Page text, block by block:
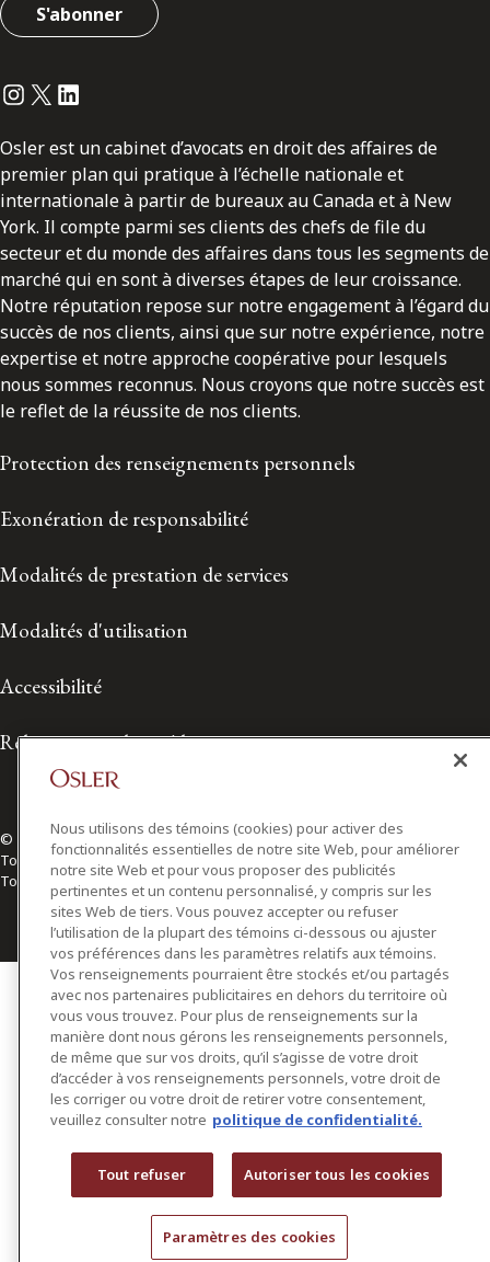
S'abonner
Instagram
Twitter
LinkedIn
Osler est un cabinet d’avocats en droit des affaires de
premier plan qui pratique à l’échelle nationale et
internationale à partir de bureaux au Canada et à New
York. Il compte parmi ses clients des chefs de file du
secteur et du monde des affaires dans tous les segments de
marché qui en sont à diverses étapes de leur croissance.
Notre réputation repose sur notre engagement à l’égard du
succès de nos clients, ainsi que sur notre expérience, notre
expertise et notre approche coopérative pour lesquels
nous sommes reconnus. Nous croyons que notre succès est
le reflet de la réussite de nos clients.
Protection des renseignements personnels
Exonération de responsabilité
Modalités de prestation de services
Modalités d'utilisation
Accessibilité
Relations avec les médias
© 2026 Osler, Hoskin & Harcourt S.E.N.C.R.L./s.r.l.
Tous droits réservés
Toronto | Montréal | Calgary | Vancouver | Ottawa | New York
Nous utilisons des témoins (cookies) pour activer des
fonctionnalités essentielles de notre site Web, pour améliorer
notre site Web et pour vous proposer des publicités
pertinentes et un contenu personnalisé, y compris sur les
sites Web de tiers. Vous pouvez accepter ou refuser
l’utilisation de la plupart des témoins ci-dessous ou ajuster
vos préférences dans les paramètres relatifs aux témoins.
Vos renseignements pourraient être stockés et/ou partagés
avec nos partenaires publicitaires en dehors du territoire où
vous vous trouvez. Pour plus de renseignements sur la
manière dont nous gérons les renseignements personnels,
de même que sur vos droits, qu’il s’agisse de votre droit
d’accéder à vos renseignements personnels, votre droit de
les corriger ou votre droit de retirer votre consentement,
veuillez consulter notre politique de confidentialité.
Tout refuser Autoriser tous les cookies
Paramètres des cookies